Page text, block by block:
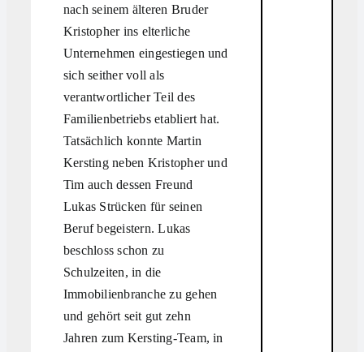
nach seinem älteren Bruder
Kristopher ins elterliche
Unternehmen eingestiegen und
sich seither voll als
verantwortlicher Teil des
Familienbetriebs etabliert hat.
Tatsächlich konnte Martin
Kersting neben Kristopher und
Tim auch dessen Freund
Lukas Strücken für seinen
Beruf begeistern. Lukas
beschloss schon zu
Schulzeiten, in die
Immobilienbranche zu gehen
und gehört seit gut zehn
Jahren zum Kersting-Team, in